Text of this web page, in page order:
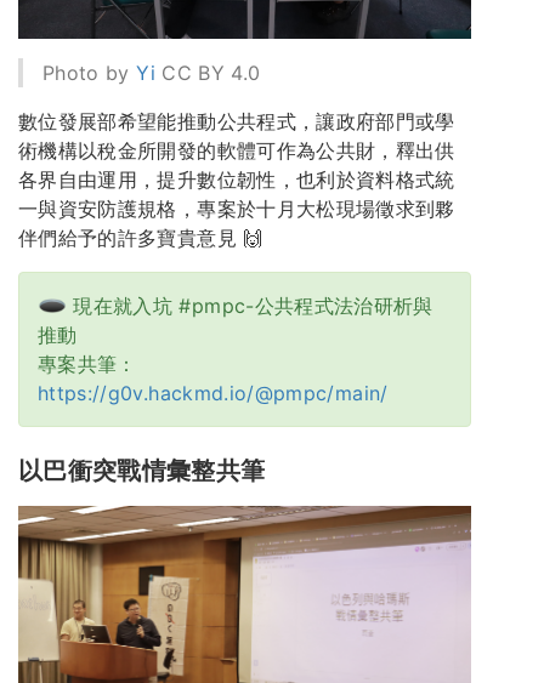
Photo byYi CC BY 4.0
數位發展部希望能推動公共程式，讓政府部門或學
術機構以稅金所開發的軟體可作為公共財，釋出供
各界自由運用，提升數位韌性，也利於資料格式統
一與資安防護規格，專案於十月大松現場徵求到夥
伴們給予的許多寶貴意見 🙌
現在就入坑 #pmpc-公共程式法治研析與
推動
專案共筆：
https://g0v.hackmd.io/@pmpc/main/
以巴衝突戰情彙整共筆